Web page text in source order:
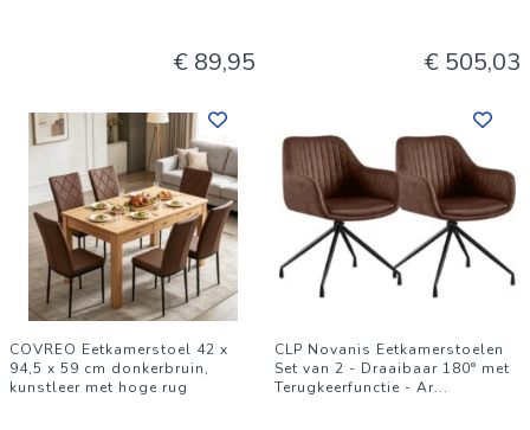
€ 89,95 € 505,03
COVREO Eetkamerstoel 42 x
94,5 x 59 cm donkerbruin,
kunstleer met hoge rug
CLP Novanis Eetkamerstoelen
Set van 2 - Draaibaar 180° met
Terugkeerfunctie - Ar...